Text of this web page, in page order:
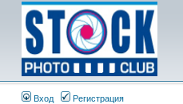
Вход Регистрация